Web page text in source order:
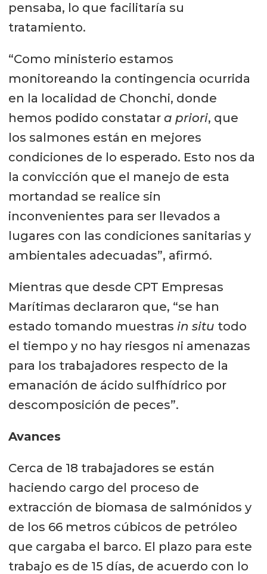
pensaba, lo que facilitaría su
tratamiento.
“Como ministerio estamos
monitoreando la contingencia ocurrida
en la localidad de Chonchi, donde
hemos podido constatara priori, que
los salmones están en mejores
condiciones de lo esperado. Esto nos da
la convicción que el manejo de esta
mortandad se realice sin
inconvenientes para ser llevados a
lugares con las condiciones sanitarias y
ambientales adecuadas”, afirmó.
Mientras que desde CPT Empresas
Marítimas declararon que, “se han
estado tomando muestras in situ todo
el tiempo y no hay riesgos ni amenazas
para los trabajadores respecto de la
emanación de ácido sulfhídrico por
descomposición de peces”.
Avances
Cerca de 18 trabajadores se están
haciendo cargo del proceso de
extracción de biomasa de salmónidos y
de los 66 metros cúbicos de petróleo
que cargaba el barco. El plazo para este
trabajo es de 15 días, de acuerdo con lo